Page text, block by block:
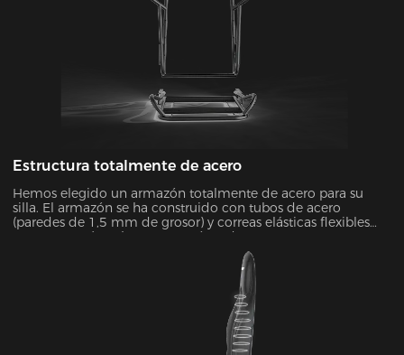
Estructura totalmente de acero
Hemos elegido un armazón totalmente de acero para su
silla. El armazón se ha construido con tubos de acero
(paredes de 1,5 mm de grosor) y correas elásticas flexibles
para que estés más seguro y cómodo que nunca.